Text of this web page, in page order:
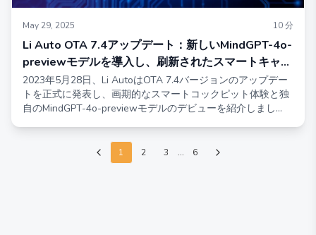
May 29, 2025 10分
Li Auto OTA 7.4アップデート：新しいMindGPT-4o-
previewモデルを導入し、刷新されたスマートキャビ
ン体験を提供
2023年5月28日、Li AutoはOTA 7.4バージョンのアップデー
トを正式に発表し、画期的なスマートコックピット体験と独
自のMindGPT-4o-previewモデルのデビューを紹介しまし
Autoアシスタントの完全な再設計も含まれており、現在は手
のデザインが追加された3Dぬいぐるみキャラクターとして提
1 2 3 ... 6